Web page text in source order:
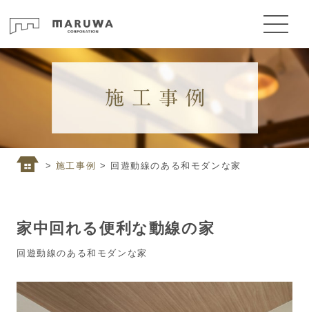
> 施工事例 > 回遊動線のある和モダンな家
家中回れる便利な動線の家
回遊動線のある和モダンな家